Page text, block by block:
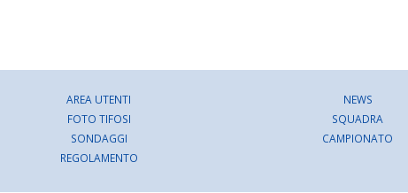
AREA UTENTI
FOTO TIFOSI
SONDAGGI
REGOLAMENTO
NEWS
SQUADRA
CAMPIONATO